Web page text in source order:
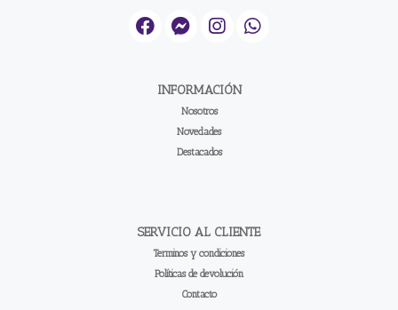
INFORMACIÓN
Nosotros
Novedades
Destacados
SERVICIO AL CLIENTE
Terminos y condiciones
Políticas de devolución
Contacto